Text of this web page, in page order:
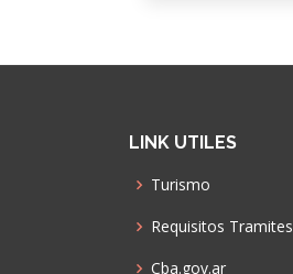
LINK UTILES
Turismo
Requisitos Tramites
Cba.gov.ar